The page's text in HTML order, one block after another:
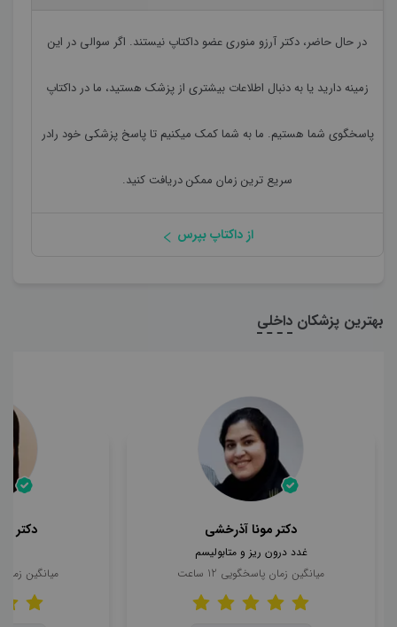
در حال حاضر، دکتر آرزو منوریعضو داکتاپ نیستند. اگر سوالی در این
زمینه دارید یا به دنبال اطلاعات بیشتری از پزشک هستید، ما در داکتاپ
پاسخگوی شما هستیم. ما به شما کمک میکنیم تا پاسخ پزشکی خود رادر
سریع ترین زمان ممکن دریافت کنید.
از داکتاپ بپرس
بهترین پزشکان داخلی
دکتر مونا آذرخشی
غدد درون ریز و متابولیسم
میانگین زمان پاسخگویی 12 ساعت
دکتر
میانگین